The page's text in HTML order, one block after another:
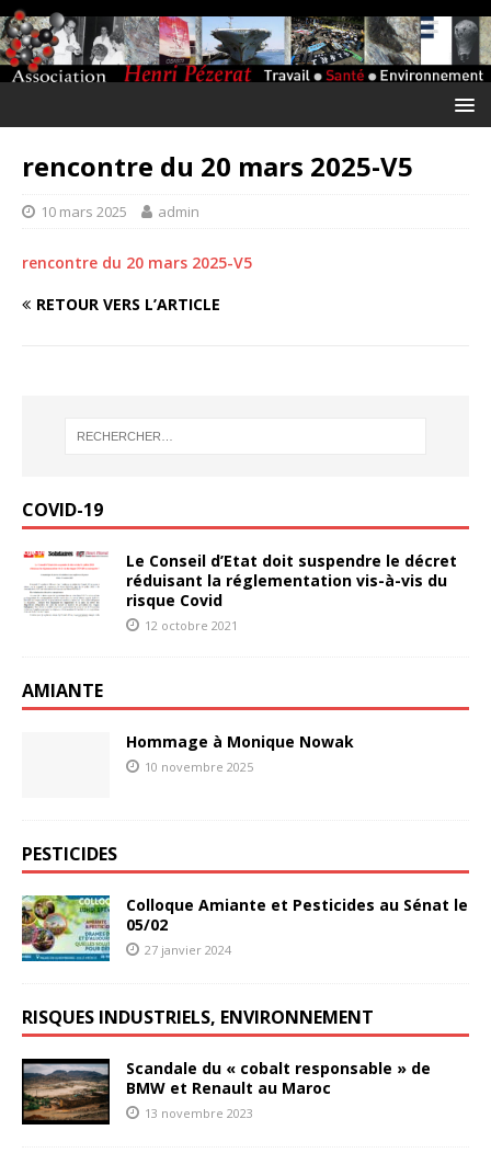
rencontre du 20 mars 2025-V5
10 mars 2025 admin
rencontre du 20 mars 2025-V5
RETOUR VERS L’ARTICLE
COVID-19
Le Conseil d’Etat doit suspendre le décret
réduisant la réglementation vis-à-vis du
risque Covid
12 octobre 2021
AMIANTE
Hommage à Monique Nowak
10 novembre 2025
PESTICIDES
Colloque Amiante et Pesticides au Sénat le
05/02
27 janvier 2024
RISQUES INDUSTRIELS, ENVIRONNEMENT
Scandale du « cobalt responsable » de
BMW et Renault au Maroc
13 novembre 2023